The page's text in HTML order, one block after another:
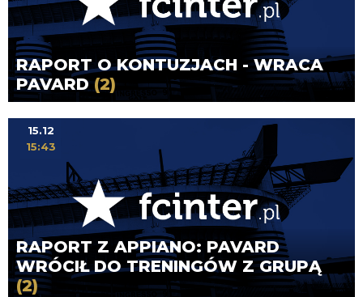
RAPORT O KONTUZJACH - WRACA
PAVARD (2)
RAPORT Z APPIANO: PAVARD
WRÓCIŁ DO TRENINGÓW Z GRUPĄ
(2)
15.12
15:43